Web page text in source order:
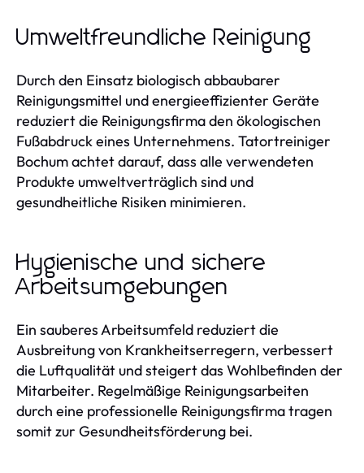
Umweltfreundliche Reinigung
Durch den Einsatz biologisch abbaubarer
Reinigungsmittel und energieeffizienter Geräte
reduziert die Reinigungsfirma den ökologischen
Fußabdruck eines Unternehmens. Tatortreiniger
Bochum achtet darauf, dass alle verwendeten
Produkte umweltverträglich sind und
gesundheitliche Risiken minimieren.
Hygienische und sichere
Arbeitsumgebungen
Ein sauberes Arbeitsumfeld reduziert die
Ausbreitung von Krankheitserregern, verbessert
die Luftqualität und steigert das Wohlbefinden der
Mitarbeiter. Regelmäßige Reinigungsarbeiten
durch eine professionelle Reinigungsfirma tragen
somit zur Gesundheitsförderung bei.